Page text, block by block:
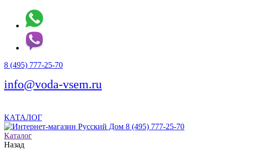
8 (495) 777-25-70
info@voda-vsem.ru
КАТАЛОГ
8 (495) 777-25-70
Каталог
Назад